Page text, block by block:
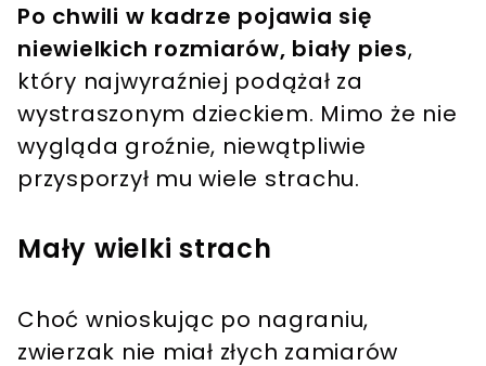
Po chwili w kadrze pojawia się
niewielkich rozmiarów, biały pies,
który najwyraźniej podążał za
wystraszonym dzieckiem. Mimo że nie
wygląda groźnie, niewątpliwie
przysporzył mu wiele strachu.
Mały wielki strach
Choć wnioskując po nagraniu,
zwierzak nie miał złych zamiarów